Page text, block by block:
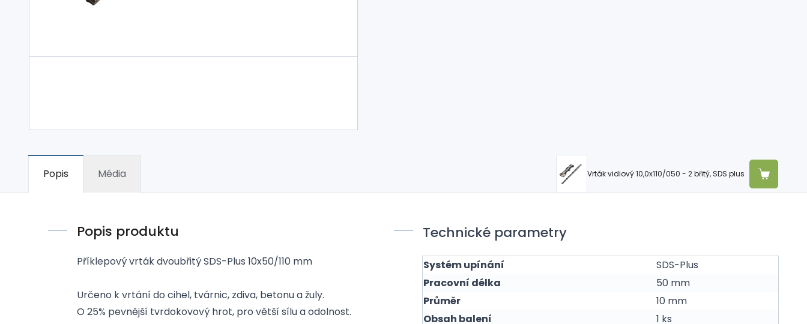
Popis Média Vrták vidiový 10,0x110/050 - 2 břitý, SDS plus
Popis produktu
Příklepový vrták dvoubřitý SDS-Plus 10x50/110 mm
Určeno k vrtání do cihel, tvárnic, zdiva, betonu a žuly.
O 25% pevnější tvrdokovový hrot, pro větší sílu a odolnost.
Technické parametry
Systém upínání
SDS-Plus
Pracovní délka
50 mm
Průměr
10 mm
Obsah balení
1 ks